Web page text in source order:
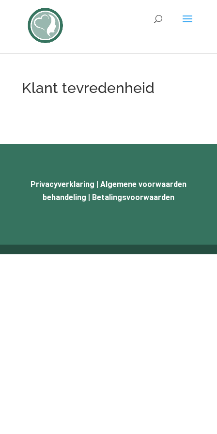
Klant tevredenheid
Privacyverklaring | Algemene voorwaarden
behandeling | Betalingsvoorwaarden